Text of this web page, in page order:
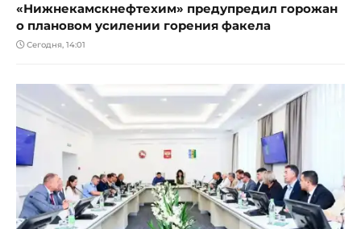
«Нижнекамскнефтехим» предупредил горожан
о плановом усилении горения факела
Сегодня, 14:01